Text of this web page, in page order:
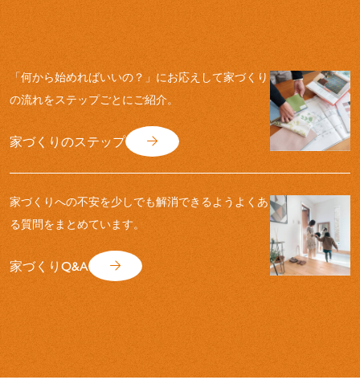
「何から始めればいいの？」にお応えして家づくり
の流れをステップごとにご紹介。
家づくりのステップ
家づくりへの不安を少しでも解消できるよう よくあ
る質問をまとめています。
家づくりQ&A